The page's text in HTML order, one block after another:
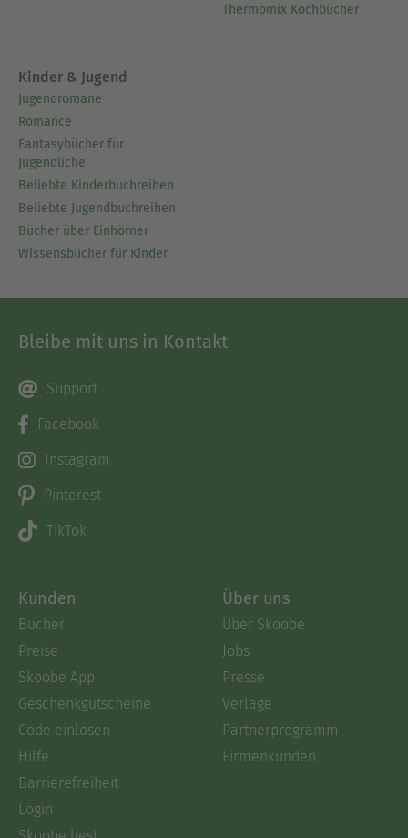
Thermomix Kochbücher
Kinder & Jugend
Jugendromane
Romance
Fantasybücher für
Jugendliche
Beliebte Kinderbuchreihen
Beliebte Jugendbuchreihen
Bücher über Einhörner
Wissensbücher für Kinder
Bleibe mit uns in Kontakt
Support
Facebook
Instagram
Pinterest
TikTok
Kunden
Bücher
Preise
Skoobe App
Geschenkgutscheine
Code einlösen
Hilfe
Barrierefreiheit
Login
Über uns
Über Skoobe
Jobs
Presse
Verlage
Partnerprogramm
Firmenkunden